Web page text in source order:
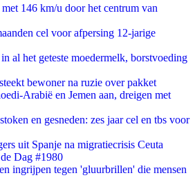
146 km/u door het centrum van
cel voor afpersing 12-jarige
al het geteste moedermelk, borstvoeding
bewoner na ruzie over pakket
Arabië en Jemen aan, dreigen met
en gesneden: zes jaar cel en tbs voor
uit Spanje na migratiecrisis Ceuta
Dag #1980
ingrijpen tegen 'gluurbrillen' die mensen